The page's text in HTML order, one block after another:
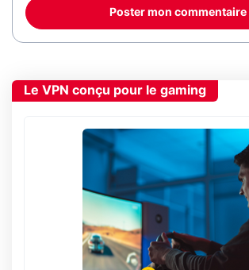
Poster mon commentaire
Le VPN conçu pour le gaming